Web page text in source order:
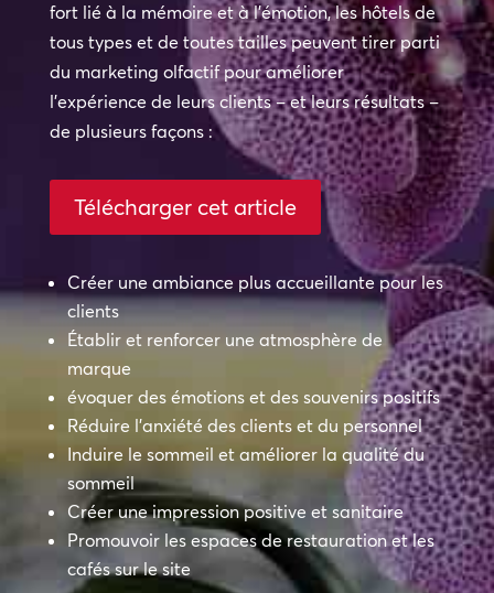
fort lié à la mémoire et à l’émotion, les hôtels de
tous types et de toutes tailles peuvent tirer parti
du marketing olfactif pour améliorer
l’expérience de leurs clients – et leurs résultats –
de plusieurs façons :
Télécharger cet article
Créer une ambiance plus accueillante pour les
clients
Établir et renforcer une atmosphère de
marque
évoquer des émotions et des souvenirs positifs
Réduire l’anxiété des clients et du personnel
Induire le sommeil et améliorer la qualité du
sommeil
Créer une impression positive et sanitaire
Promouvoir les espaces de restauration et les
cafés sur le site